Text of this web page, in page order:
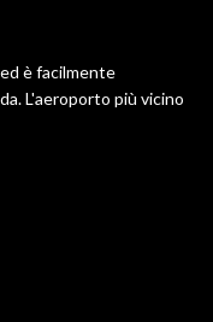
è facilmente
L'aeroporto più vicino